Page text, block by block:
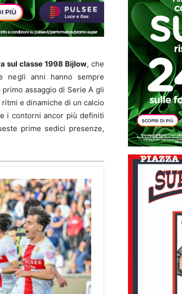
sul classe 1998 Bijlow, che
negli anni hanno sempre
assaggio di Serie A gli
e dinamiche di un calcio
i contorni ancor più definiti
prime sedici presenze,